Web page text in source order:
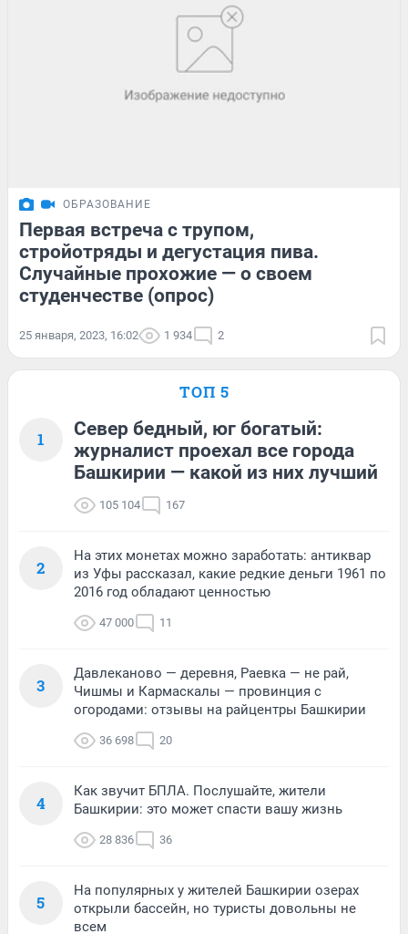
ОБРАЗОВАНИЕ
Первая встреча с трупом,
стройотряды и дегустация пива.
Случайные прохожие — о своем
студенчестве (опрос)
25 января, 2023, 16:02 1 934 2
ТОП 5
1
Север бедный, юг богатый:
журналист проехал все города
Башкирии — какой из них лучший
105 104 167
2
На этих монетах можно заработать: антиквар
из Уфы рассказал, какие редкие деньги 1961 по
2016 год обладают ценностью
47 000 11
3
Давлеканово — деревня, Раевка — не рай,
Чишмы и Кармаскалы — провинция с
огородами: отзывы на райцентры Башкирии
36 698 20
4
Как звучит БПЛА. Послушайте, жители
Башкирии: это может спасти вашу жизнь
28 836 36
5
На популярных у жителей Башкирии озерах
открыли бассейн, но туристы довольны не
всем